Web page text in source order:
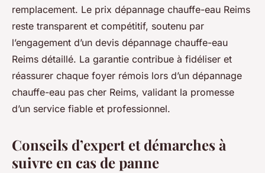
remplacement. Le prix dépannage chauffe-eau Reims
reste transparent et compétitif, soutenu par
l’engagement d’un devis dépannage chauffe-eau
Reims détaillé. La garantie contribue à fidéliser et
réassurer chaque foyer rémois lors d’un dépannage
chauffe-eau pas cher Reims, validant la promesse
d’un service fiable et professionnel.
Conseils d’expert et démarches à
suivre en cas de panne